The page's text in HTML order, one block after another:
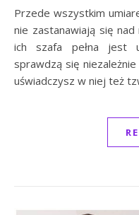
Przede wszystkim
nie zastanawiają się
ich szafa pełna jest
sprawdzą się
uświadczysz w niej też